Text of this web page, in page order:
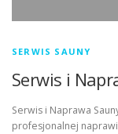
SERWIS SAUNY
Serwis i
Serwis i Naprawa
profesjonalnej